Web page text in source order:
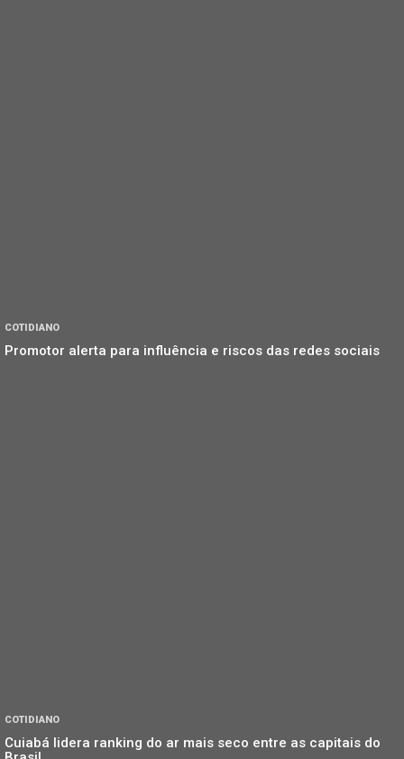
COTIDIANO
Promotor alerta para influência e riscos das redes sociais
COTIDIANO
Cuiabá lidera ranking do ar mais seco entre as capitais do